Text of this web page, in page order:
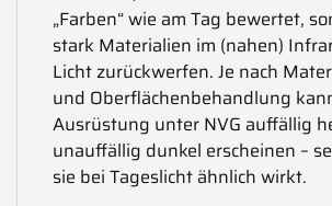
„Farben“ wie am Tag bewertet,
stark Materialien im (nahen)
Licht zurückwerfen. Je nach
und Oberflächenbehandlung
Ausrüstung unter NVG auffällig
unauffällig dunkel erscheinen –
sie bei Tageslicht ähnlich wirkt.